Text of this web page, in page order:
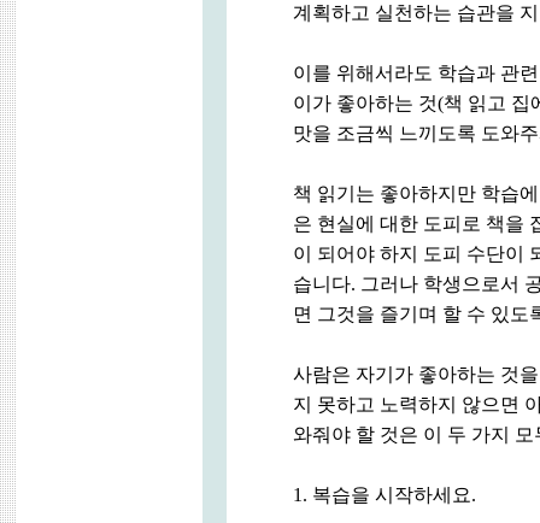
계획하고 실천하는 습관을
이를 위해서라도 학습과 관
이가 좋아하는 것(책 읽고
맛을 조금씩 느끼도록 도와
책 읽기는 좋아하지만 학습
은 현실에 대한 도피로 책을
이 되어야 하지 도피 수단이
습니다. 그러나 학생으로서
면 그것을 즐기며 할 수 있도
사람은 자기가 좋아하는 것
지 못하고 노력하지 않으면
와줘야 할 것은 이 두 가지 모
1. 복습을 시작하세요.